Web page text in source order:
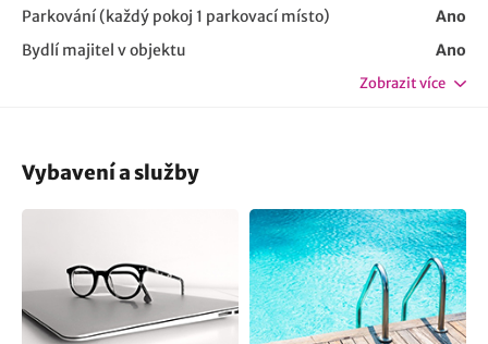
Parkování (každý pokoj 1 parkovací místo)
Ano
Bydlí majitel v objektu
Ano
Zobrazit více
Vybavení a služby